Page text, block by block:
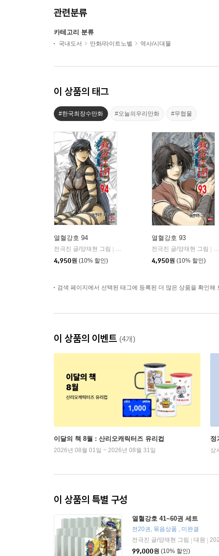
관련분류
카테고리 분류
국내도서 만화/라이트노벨 역사/시대물
이 상품의 태그
#한국최장수만화 #오늘의우리만화 #무협물
열혈강호 94
전극진 글/양재현 그림
대원
4,950원 (10% 할인)
열혈강호 93
전극진 글/양재현 그림
4,950원 (10% 할인)
검색 페이지에서 선택된 태그에 등록된 더 많은 상품을 확인해
이 상품의 이벤트 (4개)
이달의 책 8월 : 산리오캐릭터즈 유리컵
2026년 08월 01일 ~ 2026년 08월 31일
정
상
이 상품의 특별 구성
열혈강호 41~60권 세트
전20권, 묶음상품 , 미완결
전극진 글/양재현 그림
대원
99,000원 (10% 할인)